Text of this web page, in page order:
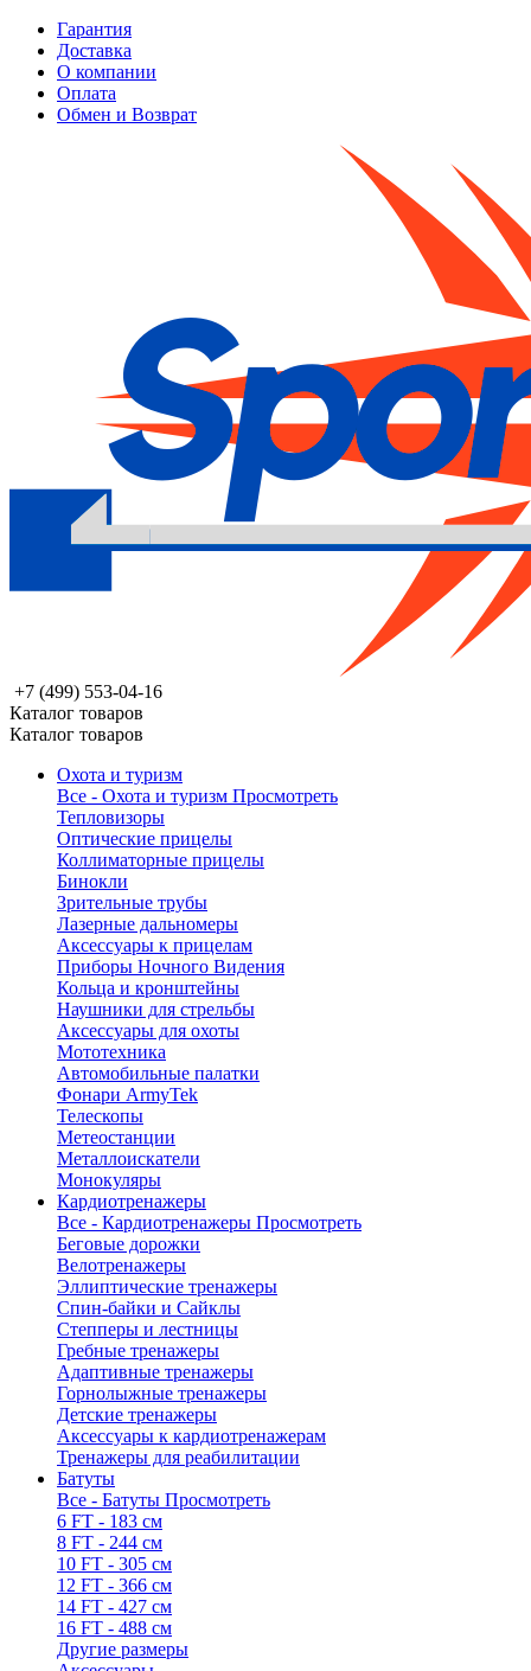
Гарантия
Доставка
О компании
Оплата
Обмен и Возврат
+7 (499) 553-04-16
Каталог товаров
Каталог товаров
Охота и туризм
Все - Охота и туризм Просмотреть
Тепловизоры
Оптические прицелы
Коллиматорные прицелы
Бинокли
Зрительные трубы
Лазерные дальномеры
Аксессуары к прицелам
Приборы Ночного Видения
Кольца и кронштейны
Наушники для стрельбы
Аксессуары для охоты
Мототехника
Автомобильные палатки
Фонари ArmyTek
Телескопы
Метеостанции
Металлоискатели
Монокуляры
Кардиотренажеры
Все - Кардиотренажеры Просмотреть
Беговые дорожки
Велотренажеры
Эллиптические тренажеры
Спин-байки и Сайклы
Степперы и лестницы
Гребные тренажеры
Адаптивные тренажеры
Горнолыжные тренажеры
Детские тренажеры
Аксессуары к кардиотренажерам
Тренажеры для реабилитации
Батуты
Все - Батуты Просмотреть
6 FT - 183 см
8 FT - 244 см
10 FT - 305 см
12 FT - 366 см
14 FT - 427 см
16 FT - 488 см
Другие размеры